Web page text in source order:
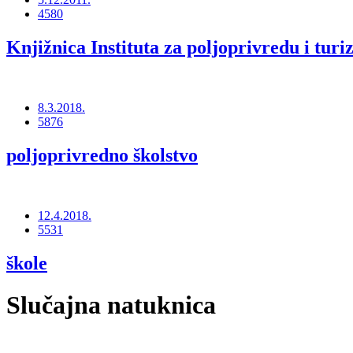
4580
Knjižnica Instituta za poljoprivredu i
8.3.2018.
5876
poljoprivredno školstvo
12.4.2018.
5531
škole
Slučajna natuknica